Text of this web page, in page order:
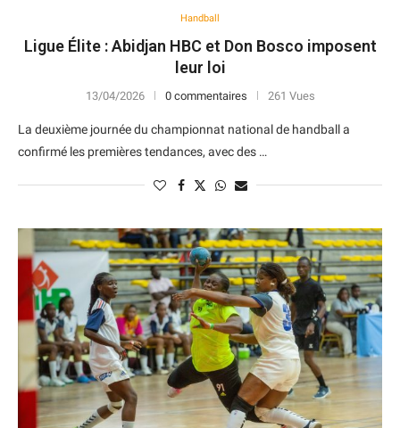
Handball
Ligue Élite : Abidjan HBC et Don Bosco imposent
leur loi
13/04/2026 0 commentaires 261 Vues
La deuxième journée du championnat national de handball a
confirmé les premières tendances, avec des …